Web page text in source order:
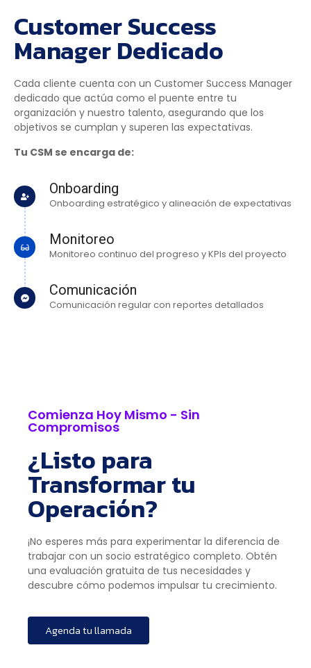
Customer Success
Manager Dedicado
Cada cliente cuenta con un Customer Success Manager
dedicado que actúa como el puente entre tu
organización y nuestro talento, asegurando que los
objetivos se cumplan y superen las expectativas.
Tu CSM se encarga de:
Onboarding
Onboarding estratégico y alineación de expectativas
Monitoreo
Monitoreo continuo del progreso y KPIs del proyecto
Comunicación
Comunicación regular con reportes detallados
Comienza Hoy Mismo - Sin
Compromisos
¿Listo para
Transformar tu
Operación?
¡No esperes más para experimentar la diferencia de
trabajar con un socio estratégico completo. Obtén
una evaluación gratuita de tus necesidades y
descubre cómo podemos impulsar tu crecimiento.
Agenda tu llamada